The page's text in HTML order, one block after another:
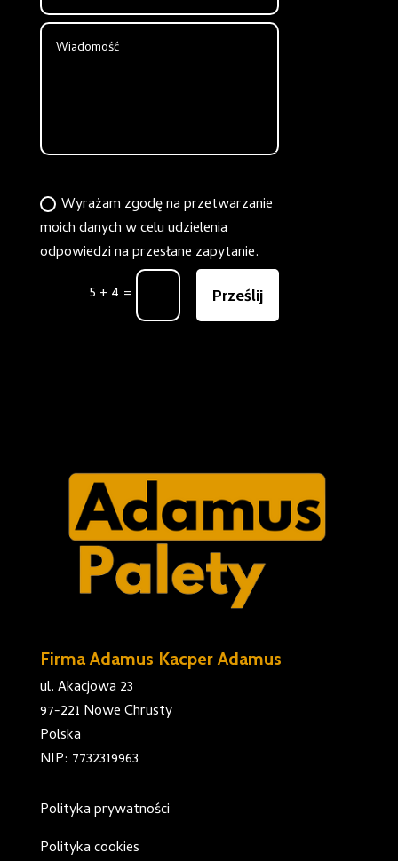
Wyrażam zgodę na przetwarzanie
moich danych w celu udzielenia
odpowiedzi na przesłane zapytanie.
5 + 4 = Prześlij
Firma Adamus Kacper Adamus
ul. Akacjowa 23
97-221 Nowe Chrusty
Polska
NIP: 7732319963
Polityka prywatności
Polityka cookies